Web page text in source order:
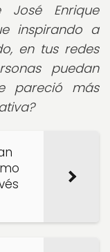
José Enrique
inspirando a
en tus redes
puedan
pareció más